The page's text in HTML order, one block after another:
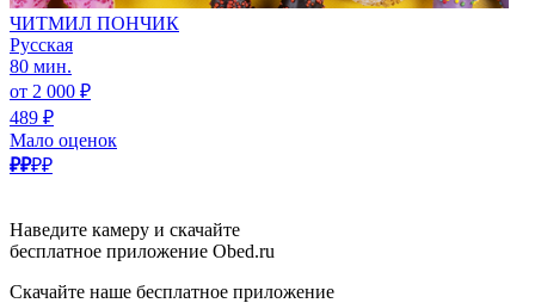
ЧИТМИЛ ПОНЧИК
Русская
80 мин.
от 2 000 ₽
489 ₽
Мало оценок
₽₽₽₽
Наведите камеру и скачайте
бесплатное приложение Obed.ru
Скачайте наше бесплатное приложение